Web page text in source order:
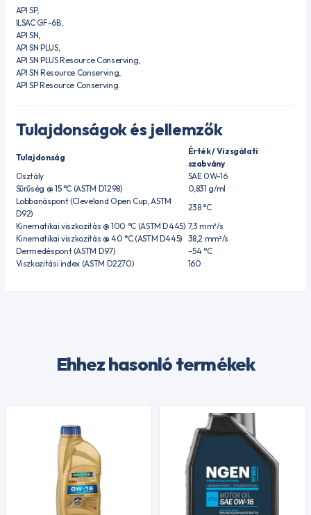
API SP,
ILSAC GF-6B,
API SN,
API SN PLUS,
API SN PLUS Resource Conserving,
API SN Resource Conserving,
API SP Resource Conserving.
Tulajdonságok és jellemzők
Tulajdonság
Érték / Vizsgálati
szabvány
Osztály
SAE 0W-16
Sűrűség @ 15 °C (ASTM D1298)
0,831 g/ml
Lobbanáspont (Cleveland Open Cup, ASTM
D92)
238 °C
Kinematikai viszkozitás @ 100 °C (ASTM D445) 7,3 mm²/s
Kinematikai viszkozitás @ 40 °C (ASTM D445) 38,2 mm²/s
Dermedéspont (ASTM D97)
–54 °C
Viszkozitási index (ASTM D2270)
160
Ehhez hasonló termékek